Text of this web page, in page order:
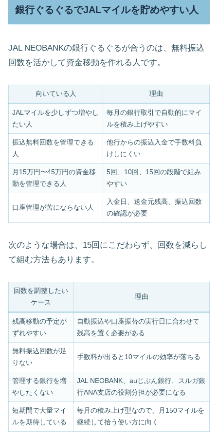
銀行ぐるぐるでJALマイルを貯めやすい人
JAL NEOBANKの銀行ぐるぐるが合うのは、無料振込
回数を活かして資金移動を作れる人です。
向いている人 理由
JALマイルを少しずつ増やし
たい人
毎月の銀行取引で自動的にマイ
ルを積み上げやすい
振込無料回数を管理できる
人
他行からの振込入金で手数料負
けしにくい
月15万円〜45万円の資金移
動を管理できる人
5回、10回、15回の段階で組み
やすい
口座管理が苦にならない人
入金日、送金元残高、振込回数
の確認が必要
次のような場合は、15回にこだわらず、回数を減らし
て組む方法もあります。
回数を調整したい
ケース
理由
残高移動の予定が
ずれやすい
自動振込や口座振替の実行日に合わせて
残高を置く必要がある
無料振込回数が足
りない
手数料が出ると10マイルの効率が落ちる
管理する銀行を増
やしたくない
JAL NEOBANK、auじぶん銀行、スルガ銀
行ANA支店の役割分担が必要になる
短期間で大量マイ
ルを期待している
毎月の積み上げ型なので、月150マイルを
継続して拾う使い方に向く